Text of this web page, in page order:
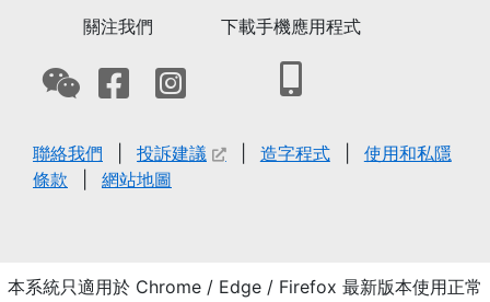
關注我們 下載手機應用程式
聯絡我們 投訴建議 造字程式
使用和私隱
條款
網站地圖
本系統只適用於 Chrome / Edge / Firefox 最新版本使用正常